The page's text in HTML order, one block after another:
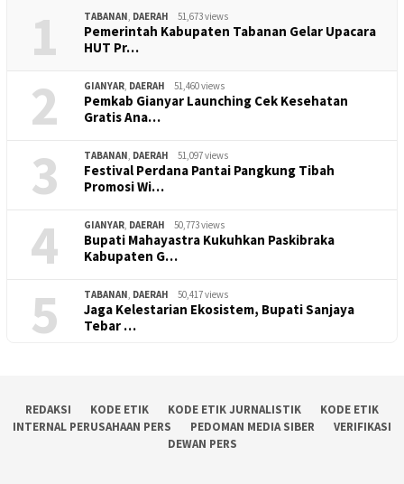
1 TABANAN DAERAH 51,673 views
Pemerintah Kabupaten Tabanan Gelar Upacara
HUT Pr…
2 GIANYAR DAERAH 51,460 views
Pemkab Gianyar Launching Cek Kesehatan
Gratis Ana…
3 TABANAN DAERAH 51,097 views
Festival Perdana Pantai Pangkung Tibah
Promosi Wi…
4 GIANYAR DAERAH 50,773 views
Bupati Mahayastra Kukuhkan Paskibraka
Kabupaten G…
5 TABANAN DAERAH 50,417 views
Jaga Kelestarian Ekosistem, Bupati Sanjaya
Tebar …
REDAKSI KODE ETIK KODE ETIK JURNALISTIK
KODE ETIK
INTERNAL PERUSAHAAN PERS
PEDOMAN MEDIA SIBER
VERIFIKASI
DEWAN PERS